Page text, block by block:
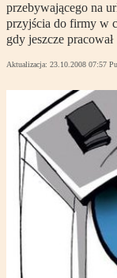
przebywającego na
przyjścia do firmy w
gdy jeszcze pracował
Aktualizacja: 23.10.2008 07:57